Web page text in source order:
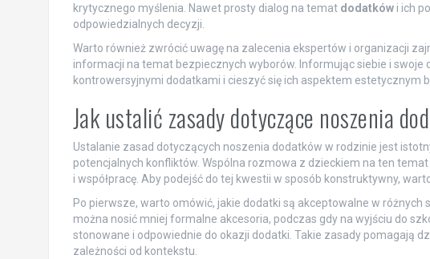
krytycznego myślenia. Nawet prosty dialog na temat dodatkówi ich
odpowiedzialnych decyzji.
Warto również zwrócić uwagę na zalecenia ekspertów i organizacji
informacji na temat bezpiecznych wyborów. Informując siebie i
kontrowersyjnymi dodatkami i cieszyć się ich aspektem estetycznym
Jak ustalić zasady dotyczące noszenia
Ustalanie zasad dotyczących noszenia dodatków w rodzinie jest
potencjalnych konfliktów. Wspólna rozmowa z dzieckiem na ten
i współpracę. Aby podejść do tej kwestii w sposób konstruktywny,
Po pierwsze, warto omówić, jakie dodatki są akceptowalne w różnych
można nosić mniej formalne akcesoria, podczas gdy na wyjściu do
stonowane i odpowiednie do okazji dodatki. Takie zasady pomagają
zależności od kontekstu.